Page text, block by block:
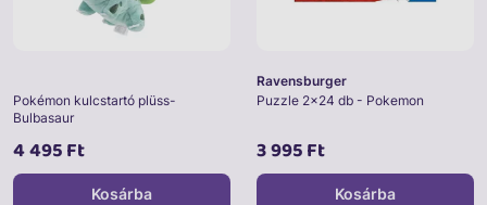
Pokémon kulcstartó plüss-
Bulbasaur
4 495 Ft
Kosárba
Ravensburger
Puzzle 2x24 db - Pokemon
3 995 Ft
Kosárba